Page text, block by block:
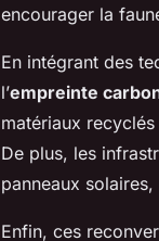
encourager la
En intégrant des
l’empreinte
matériaux
De plus, les
panneaux
Enfin, ces